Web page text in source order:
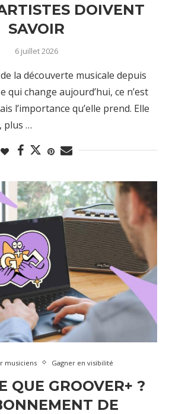
DOIVENT
SAVOIR
6 juillet 2026
la découverte musicale depuis
qui change aujourd’hui, ce n’est
l’importance qu’elle prend. Elle
plus …
musiciens Gagner en visibilité
QUE GROOVER+ ?
DE